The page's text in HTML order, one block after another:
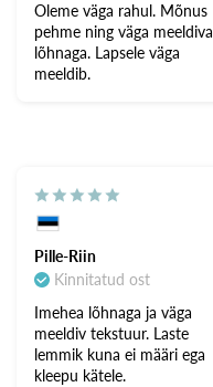
Oleme väga rahul. Mõnus
pehme ning väga meeldiva
lõhnaga. Lapsele väga
meeldib.
Pille-Riin
Kinnitatud ost
Imehea lõhnaga ja väga
meeldiv tekstuur. Laste
lemmik kuna ei määri ega
kleepu kätele.